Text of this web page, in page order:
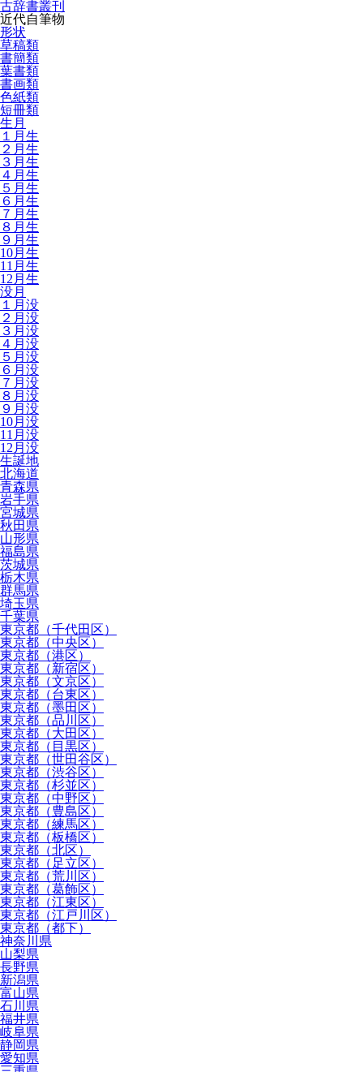
古辞書叢刊
近代自筆物
形状
草稿類
書簡類
葉書類
書画類
色紙類
短冊類
生月
１月生
２月生
３月生
４月生
５月生
６月生
７月生
８月生
９月生
10月生
11月生
12月生
没月
１月没
２月没
３月没
４月没
５月没
６月没
７月没
８月没
９月没
10月没
11月没
12月没
生誕地
北海道
青森県
岩手県
宮城県
秋田県
山形県
福島県
茨城県
栃木県
群馬県
埼玉県
千葉県
東京都（千代田区）
東京都（中央区）
東京都（港区）
東京都（新宿区）
東京都（文京区）
東京都（台東区）
東京都（墨田区）
東京都（品川区）
東京都（大田区）
東京都（目黒区）
東京都（世田谷区）
東京都（渋谷区）
東京都（杉並区）
東京都（中野区）
東京都（豊島区）
東京都（練馬区）
東京都（板橋区）
東京都（北区）
東京都（足立区）
東京都（荒川区）
東京都（葛飾区）
東京都（江東区）
東京都（江戸川区）
東京都（都下）
神奈川県
山梨県
長野県
新潟県
富山県
石川県
福井県
岐阜県
静岡県
愛知県